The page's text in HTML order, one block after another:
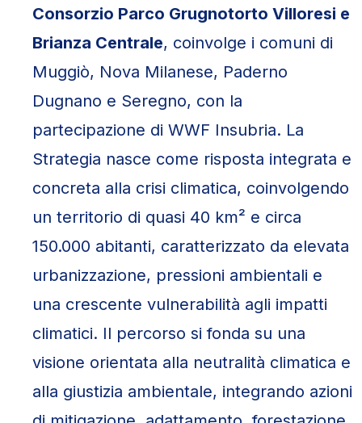
Consorzio Parco Grugnotorto Villoresi e
Brianza Centrale, coinvolge i comuni di
Muggiò, Nova Milanese, Paderno
Dugnano e Seregno, con la
partecipazione di WWF Insubria. La
Strategia nasce come risposta integrata e
concreta alla crisi climatica, coinvolgendo
un territorio di quasi 40 km² e circa
150.000 abitanti, caratterizzato da elevata
urbanizzazione, pressioni ambientali e
una crescente vulnerabilità agli impatti
climatici. Il percorso si fonda su una
visione orientata alla neutralità climatica e
alla giustizia ambientale, integrando azioni